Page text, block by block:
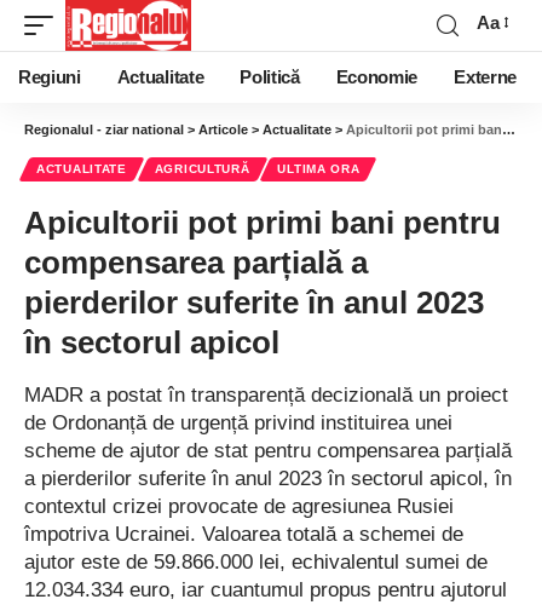
Aa
Regiuni Actualitate Politică Economie Externe
Regionalul - ziar national > Articole > Actualitate > Apicultorii pot primi bani pentru compensarea parțială a pierderilor suferite în anul 2023 în sectorul apicol
ACTUALITATE AGRICULTURĂ ULTIMA ORA
Apicultorii pot primi bani pentru
compensarea parțială a
pierderilor suferite în anul 2023
în sectorul apicol
MADR a postat în transparență decizională un proiect
de Ordonanță de urgență privind instituirea unei
scheme de ajutor de stat pentru compensarea parțială
a pierderilor suferite în anul 2023 în sectorul apicol, în
contextul crizei provocate de agresiunea Rusiei
împotriva Ucrainei. Valoarea totală a schemei de
ajutor este de 59.866.000 lei, echivalentul sumei de
12.034.334 euro, iar cuantumul propus pentru ajutorul